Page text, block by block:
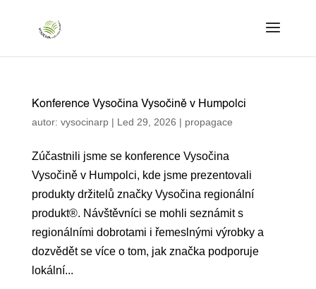
Konference Vysočina Vysočině v Humpolci
autor: vysocinarp| Led 29, 2026 | propagace
Zúčastnili jsme se konference Vysočina
Vysočině v Humpolci, kde jsme prezentovali
produkty držitelů značky Vysočina regionální
produkt®. Návštěvníci se mohli seznámit s
regionálními dobrotami i řemeslnými výrobky a
dozvědět se více o tom, jak značka podporuje
lokální...